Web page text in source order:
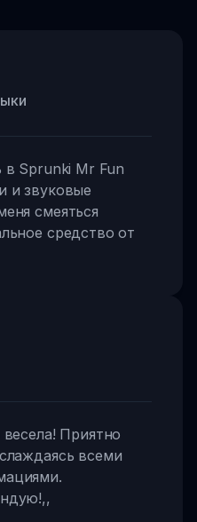
в Sprunki Mr Fun
и звуковые
смеяться
средство от
Приятно
всеми
,,